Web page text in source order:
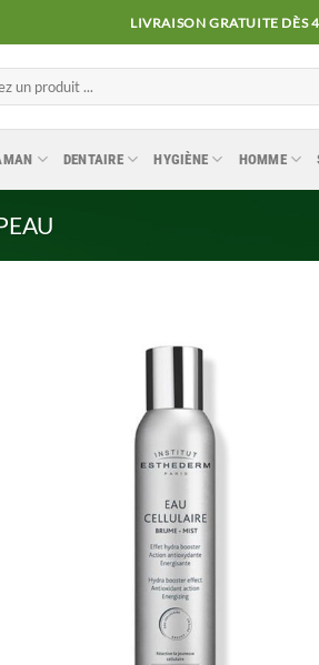
LIVRAISON GRATUITE DÈS
DENTAIRE HYGIÈNE HOMME